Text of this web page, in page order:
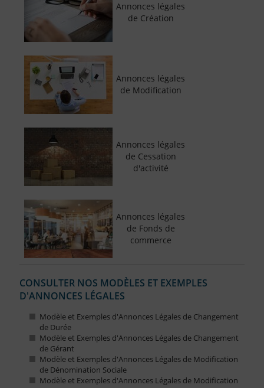
Annonces légales
de Création
Annonces légales
de Modification
Annonces légales
de Cessation
d'activité
Annonces légales
de Fonds de
commerce
CONSULTER NOS MODÈLES ET EXEMPLES
D'ANNONCES LÉGALES
Modèle et Exemples d'Annonces Légales de Changement
de Durée
Modèle et Exemples d'Annonces Légales de Changement
de Gérant
Modèle et Exemples d'Annonces Légales de Modification
de Dénomination Sociale
Modèle et Exemples d'Annonces Légales de Modification